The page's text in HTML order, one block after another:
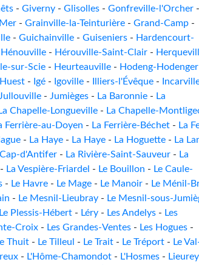
- Giverny - Glisolles - Gonfreville-l'Orcher -
- Grainville-la-Teinturière - Grand-Camp -
- Guichainville - Guiseniers - Hardencourt-
Hénouville - Hérouville-Saint-Clair -
sur-Scie - Heurteauville - Hodeng-Hodenger
Huest - Igé - Igoville - Illiers-l'Évêque -
Jullouville - Jumièges - La Baronnie - La
La Chapelle-Longueville - La Chapelle-
Ferrière-au-Doyen - La Ferrière-Béchet - La
- La Haye - La Haye - La Hoguette - La
d'Antifer - La Rivière-Saint-Sauveur - La
- La Vespière-Friardel - Le Bouillon - Le Caule-
- Le Havre - Le Mage - Le Manoir - Le Ménil-
- Le Mesnil-Lieubray - Le Mesnil-sous-
Le Plessis-Hébert - Léry - Les Andelys - Les
Croix - Les Grandes-Ventes - Les Hogues -
Thuit - Le Tilleul - Le Trait - Le Tréport - Le
- L'Hôme-Chamondot - L'Hosmes - Lieurey